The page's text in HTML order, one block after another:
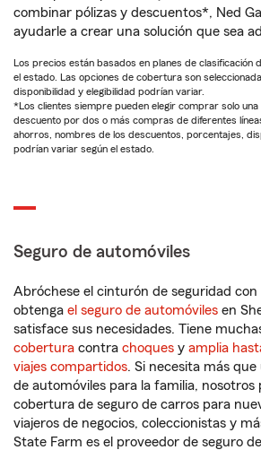
combinar pólizas y descuentos*, Ned
ayudarle a crear una solución que sea
Los precios están basados en planes de clasificación
el estado. Las opciones de cobertura son
disponibilidad y elegibilidad podrían variar.
*Los clientes siempre pueden elegir comprar solo una
descuento por dos o más compras de diferentes
ahorros, nombres de los descuentos, porcentajes,
podrían variar según el estado.
Seguro de automóviles
Abróchese el cinturón de seguridad
obtenga el seguro de automóviles en
satisface sus necesidades. Tiene
cobertura contra choques y amplia
viajes compartidos. Si necesita más
de automóviles para la familia, nosotros
cobertura de seguro de carros para
viajeros de negocios, coleccionistas y
State Farm es el proveedor de seguro